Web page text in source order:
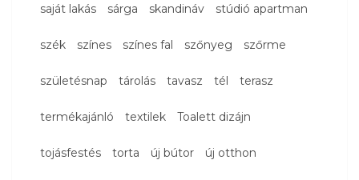
saját lakás sárga skandináv stúdió apartman
szék színes színes fal szőnyeg szőrme
születésnap tárolás tavasz tél terasz
termékajánló textilek Toalett dizájn
tojásfestés torta új bútor új otthon